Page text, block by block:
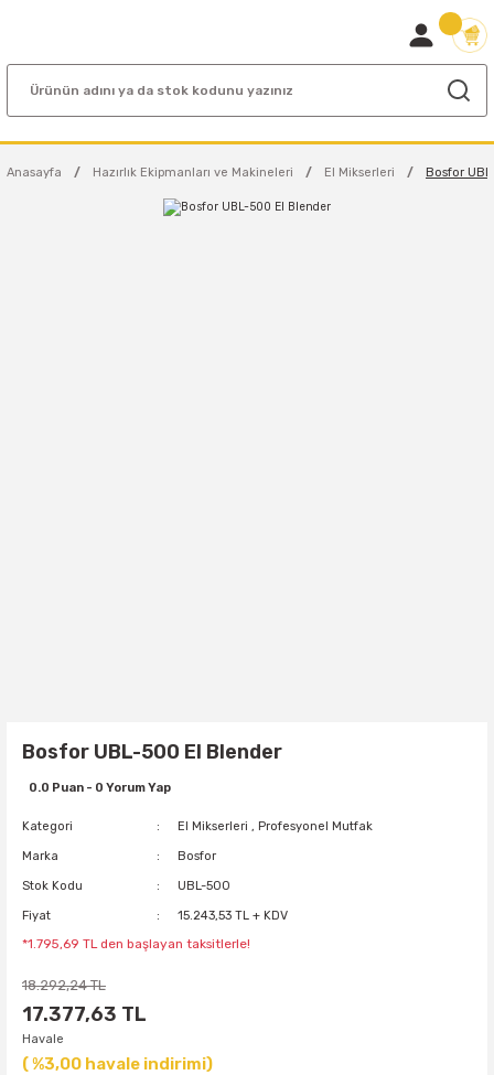
Anasayfa Hazırlık Ekipmanları ve Makineleri El Mikserleri Bosfor
Bosfor UBL-500 El Blender
0.0 Puan - 0 Yorum Yap
Kategori El Mikserleri , Profesyonel Mutfak
Marka Bosfor
Stok Kodu UBL-500
Fiyat 15.243,53 TL + KDV
*1.795,69 TL den başlayan taksitlerle!
18.292,24 TL
17.377,63 TL
Havale
( %3,00 havale indirimi)